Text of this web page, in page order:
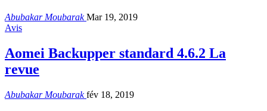
Abubakar MoubarakMar 19, 2019
Avis
Aomei Backupper standard 4.6.2 La
revue
Abubakar Moubarakfév 18, 2019